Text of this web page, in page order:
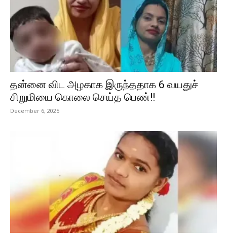
தன்னை விட அழகாக இருந்ததாக 6 வயதுச்
சிறுமியை கொலை செய்த பெண்!!
December 6, 2025